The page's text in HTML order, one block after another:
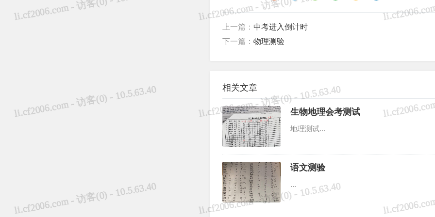
上一篇： 中考进入倒计时
下一篇： 物理测验
相关文章
生物地理会考测试
地理测试...
语文测验
...